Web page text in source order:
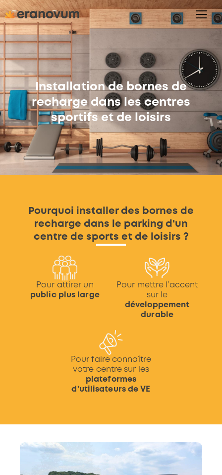
Installation de bornes de
recharge dans les centres
sportifs et de loisirs
Pourquoi installer des bornes de
recharge dans le parking d'un
centre de sports et de loisirs ?
Pour attirer un
public plus large
Pour mettre l’accent
sur le
développement
durable
Pour faire connaître
votre centre sur les
plateformes
d’utilisateurs de VE